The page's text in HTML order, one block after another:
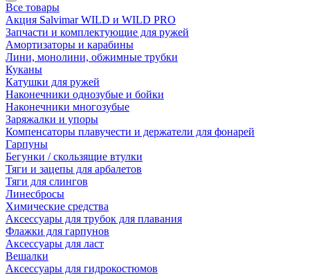
Все товары
Акция Salvimar WILD и WILD PRO
Запчасти и комплектующие для ружей
Амортизаторы и карабины
Лини, монолини, обжимные трубки
Куканы
Катушки для ружей
Наконечники однозубые и бойки
Наконечники многозубые
Заряжалки и упоры
Компенсаторы плавучести и держатели для фонарей
Гарпуны
Бегунки / скользящие втулки
Тяги и зацепы для арбалетов
Тяги для слингов
Линесбросы
Химические средства
Аксессуары для трубок для плавания
Флажки для гарпунов
Аксессуары для ласт
Вешалки
Аксессуары для гидрокостюмов